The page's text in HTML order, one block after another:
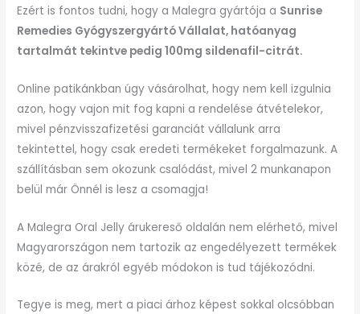
Ezért is fontos tudni, hogy a Malegra gyártója a Sunrise
Remedies Gyógyszergyártó Vállalat, hatóanyag
tartalmát tekintve pedig 100mg sildenafil-citrát.
Online patikánkban úgy vásárolhat, hogy nem kell izgulnia
azon, hogy vajon mit fog kapni a rendelése átvételekor,
mivel pénzvisszafizetési garanciát vállalunk arra
tekintettel, hogy csak eredeti termékeket forgalmazunk. A
szállításban sem okozunk csalódást, mivel 2 munkanapon
belül már Önnél is lesz a csomagja!
A Malegra Oral Jelly árukereső oldalán nem elérhető, mivel
Magyarországon nem tartozik az engedélyezett termékek
közé, de az árakról egyéb módokon is tud tájékozódni.
Tegye is meg, mert a piaci árhoz képest sokkal olcsóbban